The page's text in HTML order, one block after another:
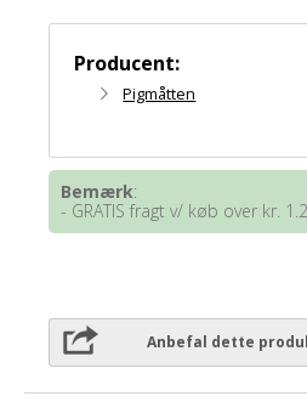
Producent:
Pigmåtten
Bemærk:
- GRATIS fragt v/ køb over kr.
Anbefal dette